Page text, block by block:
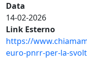
Data
14-02-2026
Link Esterno
https://
euro-pnrr-per-la-